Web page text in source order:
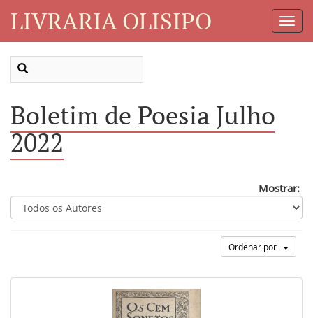
LIVRARIA OLISIPO
Boletim de Poesia Julho
2022
Mostrar:
Ordenar por